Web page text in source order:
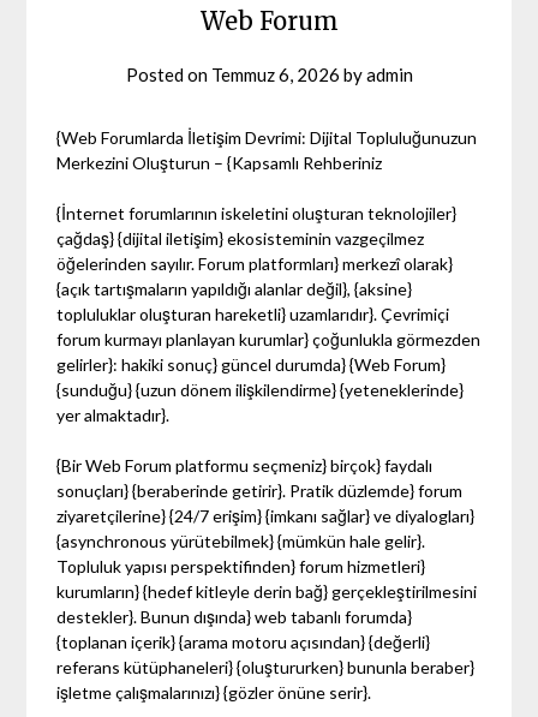
Web Forum
Posted on Temmuz 6, 2026 byadmin
{Web Forumlarda İletişim Devrimi: Dijital Topluluğunuzun
Merkezini Oluşturun – {Kapsamlı Rehberiniz
{İnternet forumlarının iskeletini oluşturan teknolojiler}
çağdaş} {dijital iletişim} ekosisteminin vazgeçilmez
öğelerinden sayılır. Forum platformları} merkezî olarak}
{açık tartışmaların yapıldığı alanlar değil}, {aksine}
topluluklar oluşturan hareketli} uzamlarıdır}. Çevrimiçi
forum kurmayı planlayan kurumlar} çoğunlukla görmezden
gelirler}: hakiki sonuç} güncel durumda} {Web Forum}
{sunduğu} {uzun dönem ilişkilendirme} {yeteneklerinde}
yer almaktadır}.
{Bir Web Forum platformu seçmeniz} birçok} faydalı
sonuçları} {beraberinde getirir}. Pratik düzlemde} forum
ziyaretçilerine} {24/7 erişim} {imkanı sağlar} ve diyalogları}
{asynchronous yürütebilmek} {mümkün hale gelir}.
Topluluk yapısı perspektifinden} forum hizmetleri}
kurumların} {hedef kitleyle derin bağ} gerçekleştirilmesini
destekler}. Bunun dışında} web tabanlı forumda}
{toplanan içerik} {arama motoru açısından} {değerli}
referans kütüphaneleri} {oluştururken} bununla beraber}
işletme çalışmalarınızı} {gözler önüne serir}.